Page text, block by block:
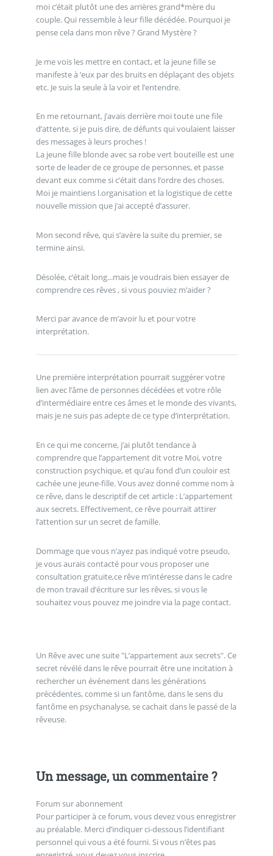
moi c’était plutôt une des arrières grand*mère du
couple. Qui ressemble à leur fille décédée. Pourquoi je
pense cela dans mon rêve ? Grand Mystère ?
Je me vois les mettre en contact, et la jeune fille se
manifeste à ’eux par des bruits en déplaçant des objets
etc. Je suis la seule à la voir et l’entendre.
En me retournant, j’avais derrière moi toute une file
d’attente, si je puis dire, de défunts qui voulaient laisser
des messages à leurs proches !
La jeune fille blonde avec sa robe vert bouteille est une
sorte de leader de ce groupe de personnes, et passe
devant eux comme si c’était dans l’ordre des choses.
Moi je maintiens l.organisation et la logistique de cette
nouvelle mission que j’ai accepté d’assurer.
Mon second rêve, qui s’avère la suite du premier, se
termine ainsi.
Désolée, c’était long...mais je voudrais bien essayer de
comprendre ces rêves , si vous pouviez m’aider ?
Merci par avance de m’avoir lu et pour votre
interprétation.
Une première interprétation pourrait suggérer votre
lien avec l’âme de personnes décédées et votre rôle
d’intermédiaire entre ces âmes et le monde des vivants,
mais je ne suis pas adepte de ce type d’interprétation.
En ce qui me concerne, j’ai plutôt tendance à
comprendre que l’appartement dit votre Moi, votre
construction psychique, et qu’au fond d’un couloir est
cachée une jeune-fille. Vous avez donné comme nom à
ce rêve, dans le descriptif de cet article : L’appartement
aux secrets. Effectivement, ce rêve pourrait attirer
l’attention sur un secret de famille.
Dommage que vous n’ayez pas indiqué votre pseudo,
je vous aurais contacté pour vous proposer une
consultation gratuite,ce rêve m’intéresse dans le cadre
de mon travail d’écriture sur les rêves, si vous le
souhaitez vous pouvez me joindre via la page contact.
Un Rêve avec une suite "L’appartement aux secrets". Ce
secret révélé dans le rêve pourrait être une incitation à
rechercher un événement dans les générations
précédentes, comme si un fantôme, dans le sens du
fantôme en psychanalyse, se cachait dans le passé de la
rêveuse.
Un message, un commentaire ?
Forum sur abonnement
Pour participer à ce forum, vous devez vous enregistrer
au préalable. Merci d’indiquer ci-dessous l’identifiant
personnel qui vous a été fourni. Si vous n’êtes pas